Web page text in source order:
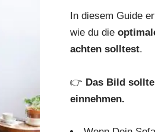
In diesem Guide
wie du die
achten solltest.
👉 Das Bild
einnehmen.